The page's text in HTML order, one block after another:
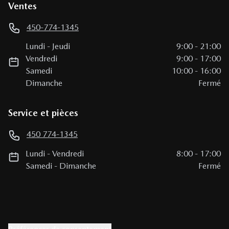
Ventes
450-774-1345
Lundi - Jeudi 9:00 - 21:00
Vendredi
9:00 - 17:00
Samedi
10:00 - 16:00
Dimanche
Fermé
Service et pièces
450 774-1345
Lundi -Vendredi 8:00 - 17:00
Samedi - Dimanche Fermé